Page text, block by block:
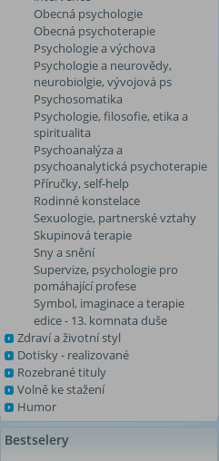
Obecná psychologie
Obecná psychoterapie
Psychologie a výchova
Psychologie a neurovědy,
neurobiolgie, vývojová ps
Psychosomatika
Psychologie, filosofie, etika a
spiritualita
Psychoanalýza a
psychoanalytická psychoterapie
Příručky, self-help
Rodinné konstelace
Sexuologie, partnerské vztahy
Skupinová terapie
Sny a snění
Supervize, psychologie pro
pomáhající profese
Symbol, imaginace a terapie
edice - 13. komnata duše
Zdraví a životní styl
Dotisky - realizované
Rozebrané tituly
Volně ke stažení
Humor
Bestselery